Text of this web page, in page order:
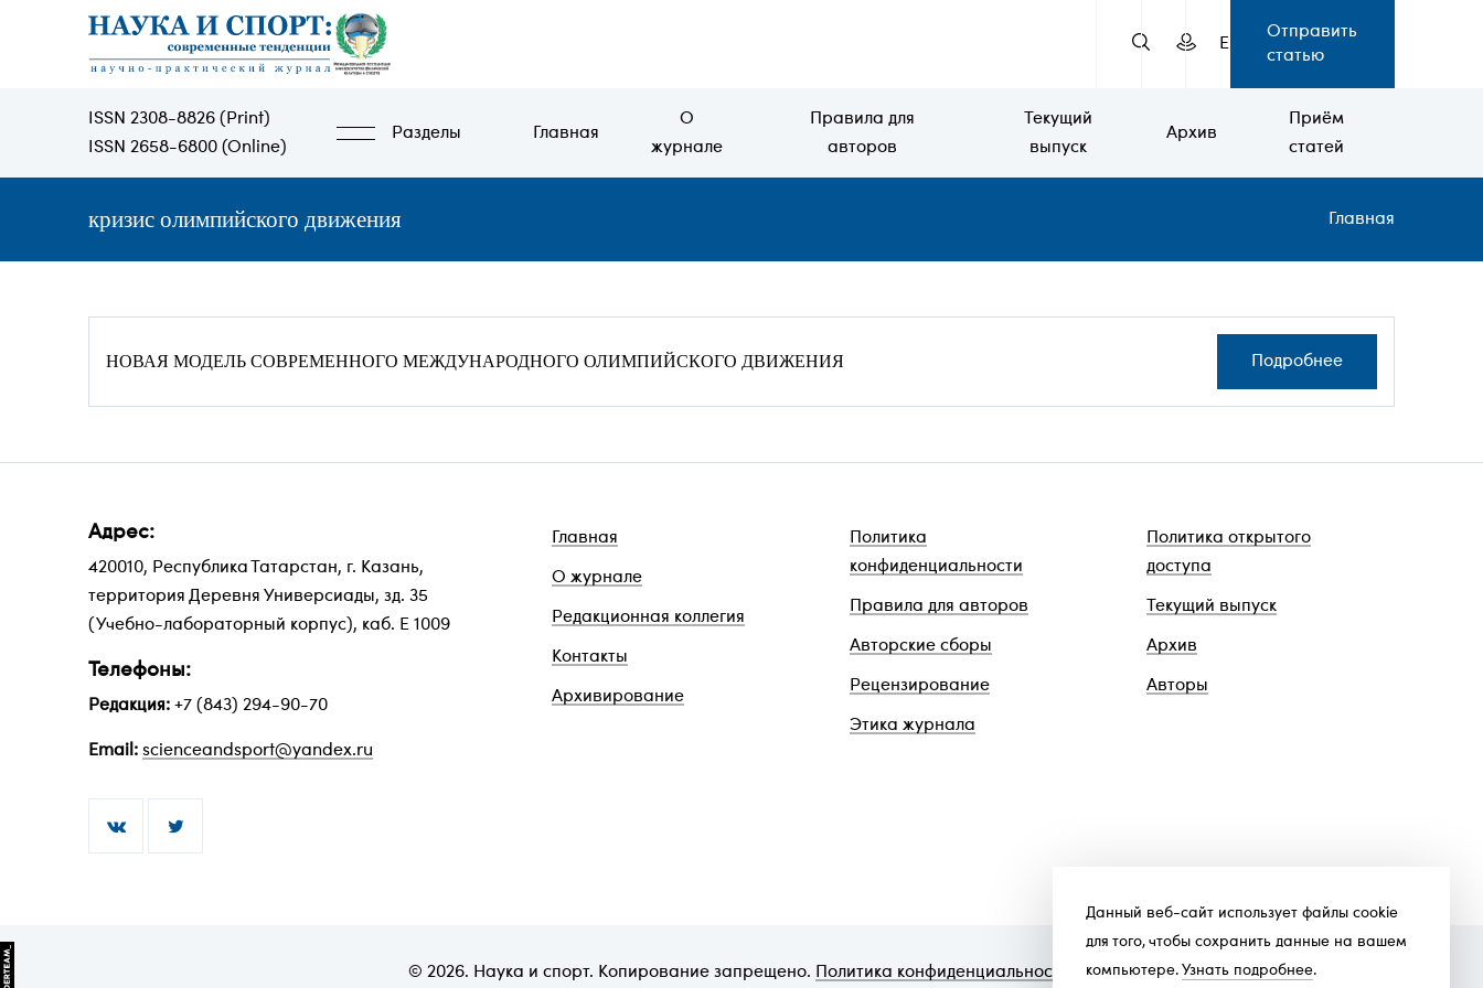
EN
Отправить
статью
ISSN 2308-8826 (Print)
ISSN 2658-6800 (Online)
Разделы Главная
О
журнале
Правила для
авторов
Текущий
выпуск
Архив
Приём
статей
кризис олимпийского движения
Строка
Главная
НОВАЯ МОДЕЛЬ СОВРЕМЕННОГО МЕЖДУНАРОДНОГО ОЛИМПИЙСКОГО ДВИЖЕНИЯ Подробнее
Адрес:
420010, Республика Татарстан, г. Казань,
территория Деревня Универсиады, зд. 35
(Учебно-лабораторный корпус), каб. Е 1009
Телефоны:
Редакция: +7 (843) 294-90-70
Email: scienceandsport@yandex.ru
 
Главная
О журнале
Редакционная коллегия
Контакты
Архивирование
Политика
конфиденциальности
Правила для авторов
Авторские сборы
Рецензирование
Этика журнала
Политика открытого
доступа
Текущий выпуск
Архив
Авторы
© 2026. Наука и спорт. Копирование запрещено. Политика конфиденциальности
Данный веб-сайт использует файлы cookie
для того, чтобы сохранить данные на вашем
компьютере. Узнать подробнее.